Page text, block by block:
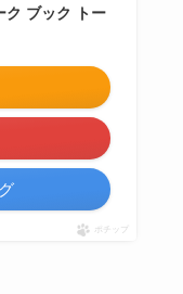
ク ブック トー
ポチップ